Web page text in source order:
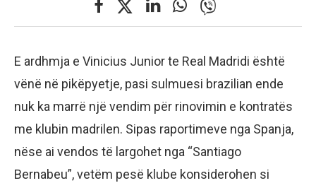
E ardhmja e Vinicius Junior te Real Madridi është
vënë në pikëpyetje, pasi sulmuesi brazilian ende
nuk ka marrë një vendim për rinovimin e kontratës
me klubin madrilen. Sipas raportimeve nga Spanja,
nëse ai vendos të largohet nga “Santiago
Bernabeu”, vetëm pesë klube konsiderohen si